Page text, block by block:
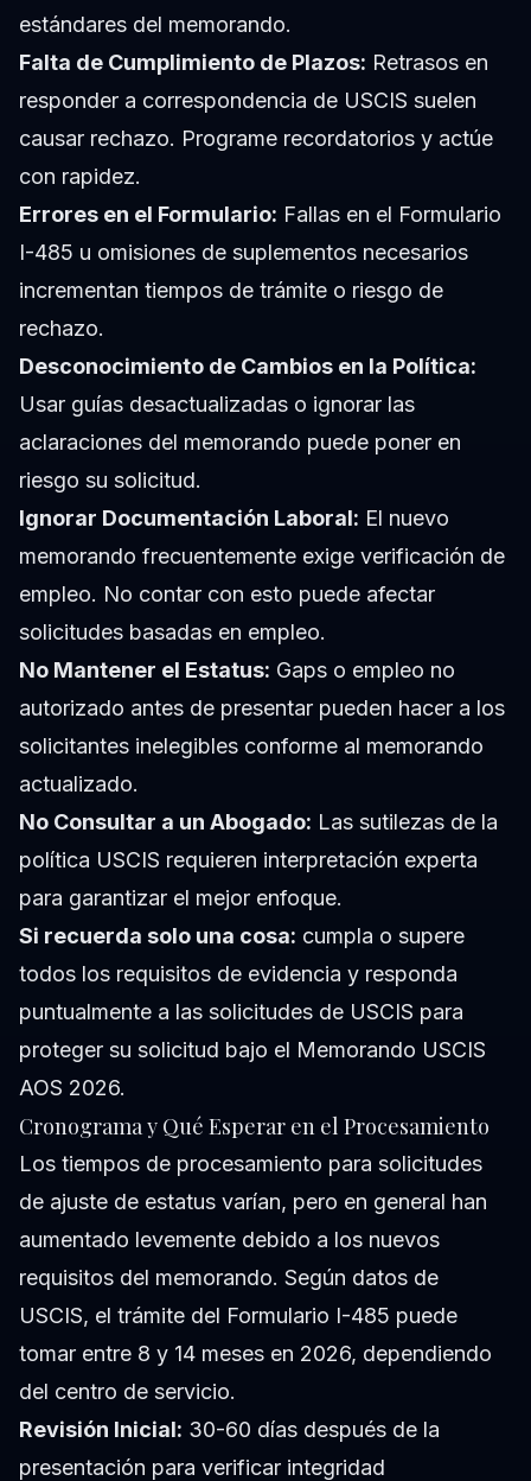
estándares del memorando.
Falta de Cumplimiento de Plazos: Retrasos en
responder a correspondencia de USCIS suelen
causar rechazo. Programe recordatorios y actúe
con rapidez.
Errores en el Formulario: Fallas en el Formulario
I-485 u omisiones de suplementos necesarios
incrementan tiempos de trámite o riesgo de
rechazo.
Desconocimiento de Cambios en la Política:
Usar guías desactualizadas o ignorar las
aclaraciones del memorando puede poner en
riesgo su solicitud.
Ignorar Documentación Laboral: El nuevo
memorando frecuentemente exige verificación de
empleo. No contar con esto puede afectar
solicitudes basadas en empleo.
No Mantener el Estatus: Gaps o empleo no
autorizado antes de presentar pueden hacer a los
solicitantes inelegibles conforme al memorando
actualizado.
No Consultar a un Abogado: Las sutilezas de la
política USCIS requieren interpretación experta
para garantizar el mejor enfoque.
Si recuerda solo una cosa: cumpla o supere
todos los requisitos de evidencia y responda
puntualmente a las solicitudes de USCIS para
proteger su solicitud bajo el Memorando USCIS
AOS 2026.
Cronograma y Qué Esperar en el Procesamiento
Los tiempos de procesamiento para solicitudes
de ajuste de estatus varían, pero en general han
aumentado levemente debido a los nuevos
requisitos del memorando. Según datos de
USCIS, el trámite del Formulario I-485 puede
tomar entre 8 y 14 meses en 2026, dependiendo
del centro de servicio.
Revisión Inicial: 30-60 días después de la
presentación para verificar integridad